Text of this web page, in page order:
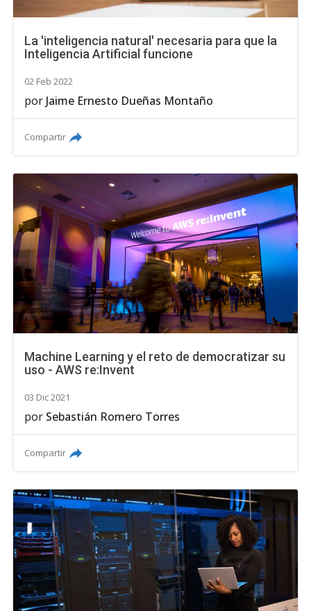
La 'inteligencia natural' necesaria para que la
Inteligencia Artificial funcione
02 Feb 2022
por Jaime Ernesto Dueñas Montaño
Compartir
Machine Learning y el reto de democratizar su
uso - AWS re:Invent
03 Dic 2021
por Sebastián Romero Torres
Compartir